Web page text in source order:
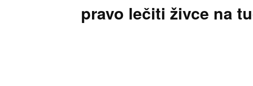
pravo lečiti živce na